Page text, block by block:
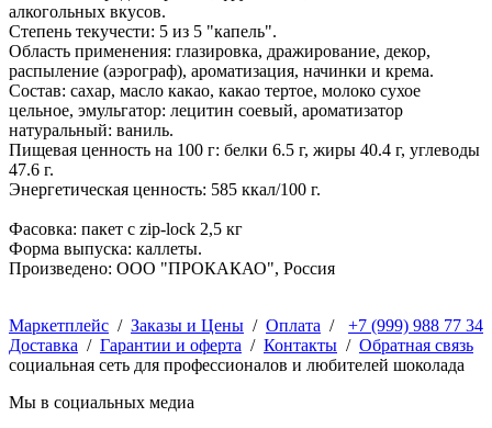
алкогольных вкусов.
Степень текучести: 5 из 5 "капель".
Область применения: глазировка, дражирование, декор,
распыление (аэрограф), ароматизация, начинки и крема.
Состав: cахар, масло какао, какао тертое, молоко сухое
цельное, эмульгатор: лецитин соевый, ароматизатор
натуральный: ваниль.
Пищевая ценность на 100 г: белки 6.5 г, жиры 40.4 г, углеводы
47.6 г.
Энергетическая ценность: 585 ккал/100 г.
Фасовка: пакет с zip-lock 2,5 кг
Форма выпуска: каллеты.
Произведено: ООО "ПРОКАКАО", Россия
+7 (999) 988 77 34
Маркетплейс / Заказы и Цены / Оплата /
Доставка / Гарантии и оферта / Контакты / Обратная связь
социальная сеть для профессионалов и любителей шоколада
Мы в социальных медиа